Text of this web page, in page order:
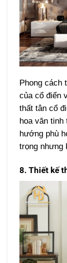
Phong cách
của cổ điển
thất tân cổ
hoa văn
hướng phù
trọng nhưng
8. Thiết kế